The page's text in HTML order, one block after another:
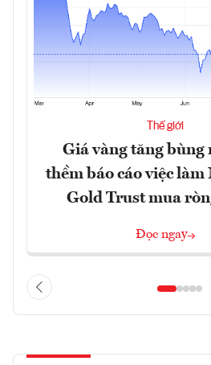
Thế giới
Giá vàng tăng bùng
thềm báo cáo việc làm
Gold Trust mua
Đọc ngay